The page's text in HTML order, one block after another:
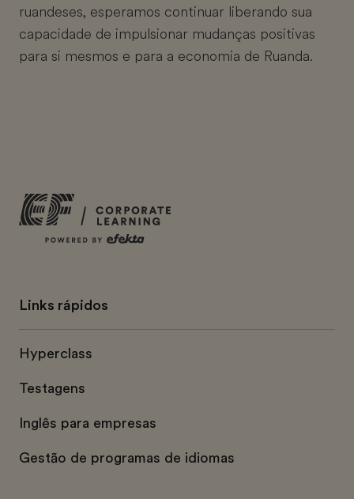
ruandeses, esperamos continuar liberando sua
capacidade de impulsionar mudanças positivas
para si mesmos e para a economia de Ruanda.
Links rápidos
Hyperclass
Testagens
Inglês para empresas
Gestão de programas de idiomas